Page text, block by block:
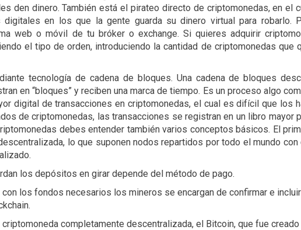
den dinero. También está el pirateo directo de criptomonedas, en el
en los que la gente guarda su dinero virtual para robarlo.
web o móvil de tu bróker o exchange. Si quieres adquirir
el tipo de orden, introduciendo la cantidad de criptomonedas que
tecnología de cadena de bloques. Una cadena de bloques
en “bloques” y reciben una marca de tiempo. Es un proceso algo
digital de transacciones en criptomonedas, el cual es difícil que los
de criptomonedas, las transacciones se registran en un libro mayor
debes entender también varios conceptos básicos. El
lo que suponen nodos repartidos por todo el mundo con
los depósitos en girar depende del método de pago.
los fondos necesarios los mineros se encargan de confirmar e
completamente descentralizada, el Bitcoin, que fue